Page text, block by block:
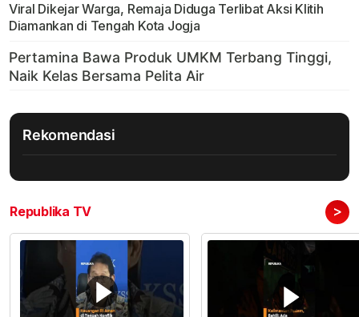
Viral Dikejar Warga, Remaja Diduga Terlibat Aksi Klitih
Diamankan di Tengah Kota Jogja
Rekomendasi
Republika TV >